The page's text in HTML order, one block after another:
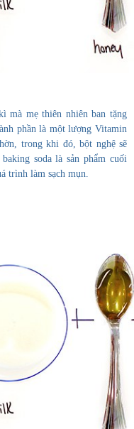
mà mẹ thiên nhiên ban tặng
phần là một lượng Vitamin
trong khi đó, bột nghệ sẽ
soda là sản phẩm cuối
trình làm sạch mụn.